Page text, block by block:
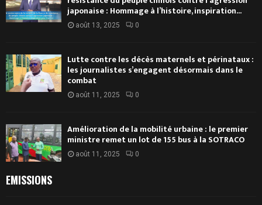
japonaise : Hommage à l’histoire, inspiration...
août 13, 2025 0
Lutte contre les décès maternels et périnataux :
les journalistes s’engagent désormais dans le
combat
août 11, 2025 0
Amélioration de la mobilité urbaine : le premier
ministre remet un lot de 155 bus à la SOTRACO
août 11, 2025 0
EMISSIONS